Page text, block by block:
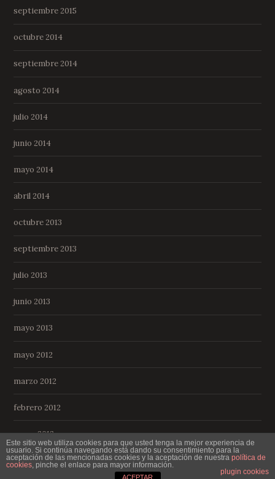
septiembre 2015
octubre 2014
septiembre 2014
agosto 2014
julio 2014
junio 2014
mayo 2014
abril 2014
octubre 2013
septiembre 2013
julio 2013
junio 2013
mayo 2013
mayo 2012
marzo 2012
febrero 2012
enero 2012
Este sitio web utiliza cookies para que usted tenga la mejor experiencia de
usuario. Si continúa navegando está dando su consentimiento para la
aceptación de las mencionadas cookies y la aceptación de nuestra política de
cookies, pinche el enlace para mayor información.
plugin cookies
ACEPTAR